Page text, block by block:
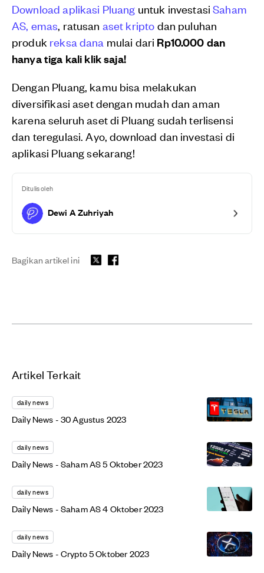
Download aplikasi Pluang untuk investasiSaham
AS, emas , ratusan aset kripto dan puluhan
produk reksa dana mulai dari Rp10.000 dan
hanya tiga kali klik saja!
Dengan Pluang, kamu bisa melakukan
diversifikasi aset dengan mudah dan aman
karena seluruh aset di Pluang sudah terlisensi
dan teregulasi. Ayo, download dan investasi di
aplikasi Pluang sekarang!
Ditulis oleh
Dewi A Zuhriyah
Bagikan artikel ini
Artikel Terkait
daily news
Daily News - 30 Agustus 2023
daily news
Daily News - Saham AS 5 Oktober 2023
daily news
Daily News - Saham AS 4 Oktober 2023
daily news
Daily News - Crypto 5 Oktober 2023